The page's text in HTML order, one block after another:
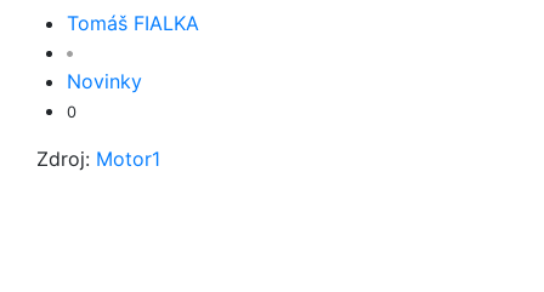
Tomáš FIALKA
Novinky
0
Zdroj: Motor1